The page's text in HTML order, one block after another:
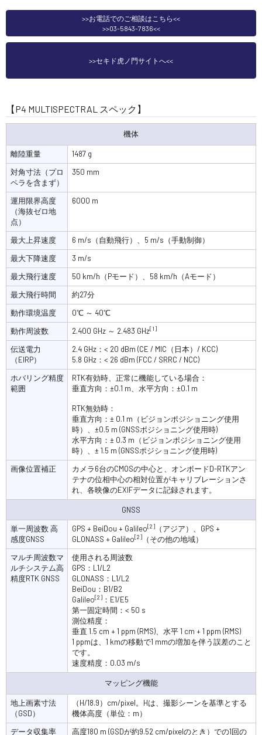
>>お電話でのご相談はこちら<<
>>03-5843-7836<<
>>セキド虎ノ門サイトへ<<
【P4 MULTISPECTRAL スペック】
機体
離陸重量
1487 g
対角寸法（プロ
ペラを含まず）
350 mm
運用限界高度
（海抜ゼロ地
点）
6000 m
最大上昇速度
6 m/s（自動飛行）、5 m/s（手動制御）
最大下降速度
3 m/s
最大飛行速度
50 km/h（Pモード）、58 km/h（Aモード）
最大飛行時間
約27分
動作環境温度
0℃ ～ 40℃
動作周波数
2.400 GHz ～ 2.483 GHz[1]
伝送電力
（EIRP）
2.4 GHz：< 20 dBm (CE / MIC（日本）/ KCC)
5.8 GHz：< 26 dBm (FCC / SRRC / NCC)
ホバリング精度
範囲
RTK有効時、正常に機能している場合：
垂直方向：±0.1 m、水平方向：±0.1 m
RTK無効時：
垂直方向：± 0.1 m（ビジョンポジショニング使用
時）、±0.5 m (GNSSポジショニング使用時)
水平方向：± 0.3 m（ビジョンポジショニング使用
時）、± 1.5 m (GNSSポジショニング使用時)
画像位置補正
カメラ6台のCMOSの中心と、オンボードD-RTKアン
テナの位相中心の相対位置がキャリブレーションさ
れ、各映像のEXIFデータに記録されます。
GNSS
単一周波数 高
感度GNSS
GPS + BeiDou + Galileo[2]（アジア）、GPS +
GLONASS + Galileo[2]（その他の地域）
マルチ周波数マ
ルチシステム高
精度RTK GNSS
使用される周波数
GPS：L1/L2
GLONASS：L1/L2
BeiDou：B1/B2
Galileo[2]：E1/E5
第一固定時間：< 50 s
測位精度：
垂直 1.5 cm + 1 ppm (RMS)、水平 1 cm + 1 ppm (RMS)
1 ppmは、1 kmの移動で1 mmの増加を伴う誤差のこと
です。
速度精度：0.03 m/s
マッピング機能
地上画素寸法
（GSD）
（H/18.9）cm/pixel。Hは、撮影シーンを基準とする
機体高度（単位：m）
データ収集率
高度180 m (GSDが約9.52 cm/pixelのとき）での1回の